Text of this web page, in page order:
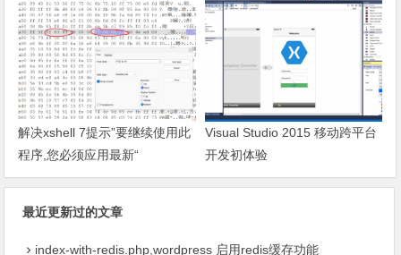
解决xshell 7提示”要继续使用此
程序,您必须应用最新“
Visual Studio 2015 移动跨平台
开发初体验
最近更新过的文章
index-with-redis.php,wordpress 启用redis缓存功能